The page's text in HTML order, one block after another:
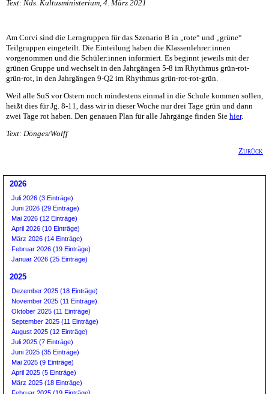
Text: Nds. Kultusministerium, 4. März 2021
Am Corvi sind die Lerngruppen für das Szenario B in „rote“ und „grüne“
Teilgruppen eingeteilt. Die Einteilung haben die Klassenlehrer:innen
vorgenommen und die Schüler:innen informiert. Es beginnt jeweils mit der
grünen Gruppe und wechselt in den Jahrgängen 5-8 im Rhythmus grün-rot-
grün-rot , in den Jahrgängen 9-Q2 im Rhythmus grün-rot-rot-grün.
Weil alle SuS vor Ostern noch mindestens einmal in die Schule kommen sollen,
heißt dies für Jg. 8-11, dass wir in dieser Woche nur drei Tage grün und dann
zwei Tage rot haben. Den genauen Plan für alle Jahrgänge finden Sie hier.
Text: Dönges/Wolff
Zurück
2026
Juli 2026 (3 Einträge)
Juni 2026 (29 Einträge)
Mai 2026 (12 Einträge)
April 2026 (10 Einträge)
März 2026 (14 Einträge)
Februar 2026 (19 Einträge)
Januar 2026 (25 Einträge)
2025
Dezember 2025 (18 Einträge)
November 2025 (11 Einträge)
Oktober 2025 (11 Einträge)
September 2025 (11 Einträge)
August 2025 (12 Einträge)
Juli 2025 (7 Einträge)
Juni 2025 (35 Einträge)
Mai 2025 (9 Einträge)
April 2025 (5 Einträge)
März 2025 (18 Einträge)
Februar 2025 (19 Einträge)